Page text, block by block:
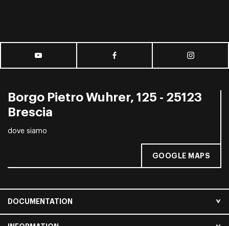
Borgo Pietro Wuhrer, 125 - 25123
Brescia
dove siamo
GOOGLE MAPS
DOCUMENTATION